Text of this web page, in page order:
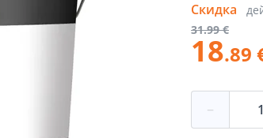
Скидка
31.99 €
18.89
−